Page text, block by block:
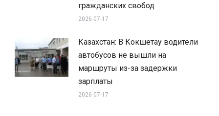
гражданских свобод
2026-07-17
Казахстан: В Кокшетау водители
автобусов не вышли на
маршруты из-за задержки
зарплаты
2026-07-17